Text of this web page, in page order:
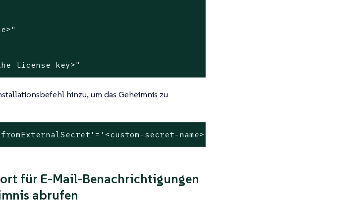
license key>"
hinzu, um das Geheimnis zu
= '<custom-secret-name>'
für E-Mail-Benachrichtigungen
abrufen